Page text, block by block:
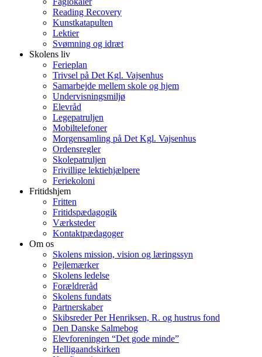
Reading Recovery
Kunstkatapulten
Lektier
Svømning og idræt
Skolens liv
Ferieplan
Trivsel på Det Kgl. Vajsenhus
Samarbejde mellem skole og hjem
Undervisningsmiljø
Elevråd
Legepatruljen
Mobiltelefoner
Morgensamling på Det Kgl. Vajsenhus
Ordensregler
Skolepatruljen
Frivillige lektiehjælpere
Feriekoloni
Fritidshjem
Fritten
Fritidspædagogik
Værksteder
Kontaktpædagoger
Om os
Skolens mission, vision og læringssyn
Pejlemærker
Skolens ledelse
Forældreråd
Skolens fundats
Partnerskaber
Skibsreder Per Henriksen, R. og hustrus fond
Den Danske Salmebog
Elevforeningen “Det gode minde”
Helligaandskirken